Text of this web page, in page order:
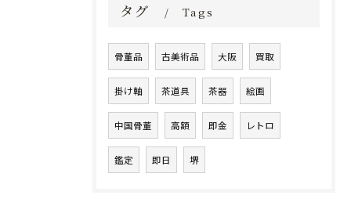
タグ Tags
骨董品 古美術品 大阪 買取
掛け軸 茶道具 茶器 絵画
中国骨董 高額 即金 レトロ
鑑定 即日 堺